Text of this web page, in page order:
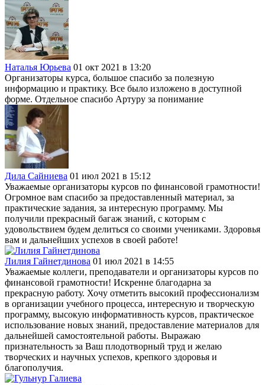
Наталья Юрьева 01 окт 2021 в 13:20
Организаторы курса, большое спасибо за полезную
информацию и практику. Все было изложено в доступной
форме. Отдельное спасибо Артуру за понимание
Дила Сайниева 01 июл 2021 в 15:12
Уважаемые организаторы курсов по финансовой грамотности!
Огромное вам спасибо за предоставленный материал, за
практические задания, за интересную программу. Мы
получили прекрасный багаж знаний, с которым с
удовольствием будем делиться со своими учениками. Здоровья
вам и дальнейших успехов в своей работе!
Лилия Гайнетдинова 01 июл 2021 в 14:55
Уважаемые коллеги, преподаватели и организаторы курсов по
финансовой грамотности! Искренне благодарна за
прекрасную работу. Хочу отметить высокий профессионализм
в организации учебного процесса, интересную и творческую
программу, высокую информативность курсов, практическое
использование новых знаний, предоставление материалов для
дальнейшей самостоятельной работы. Выражаю
признательность за Ваш плодотворный труд и желаю
творческих и научных успехов, крепкого здоровья и
благополучия.